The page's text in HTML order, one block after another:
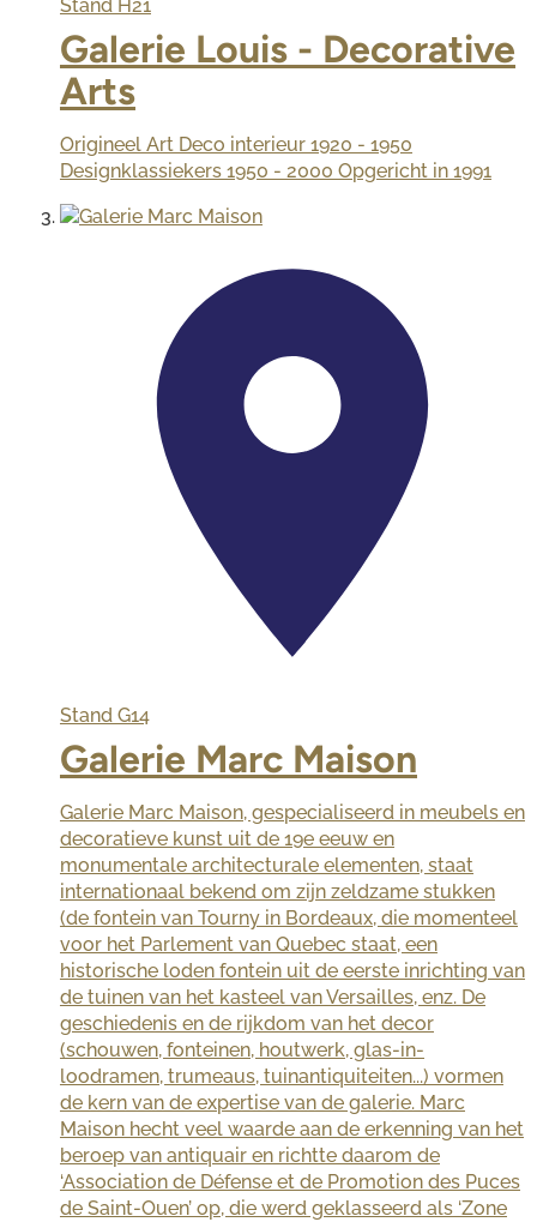
Stand H21
Galerie Louis - Decorative
Arts
Origineel Art Deco interieur 1920 - 1950
Designklassiekers 1950 - 2000 Opgericht in 1991
Stand G14
Galerie Marc Maison
Galerie Marc Maison, gespecialiseerd in meubels en
decoratieve kunst uit de 19e eeuw en
monumentale architecturale elementen, staat
internationaal bekend om zijn zeldzame stukken
(de fontein van Tourny in Bordeaux, die momenteel
voor het Parlement van Quebec staat, een
historische loden fontein uit de eerste inrichting van
de tuinen van het kasteel van Versailles, enz. De
geschiedenis en de rijkdom van het decor
(schouwen, fonteinen, houtwerk, glas-in-
loodramen, trumeaus, tuinantiquiteiten...) vormen
de kern van de expertise van de galerie. Marc
Maison hecht veel waarde aan de erkenning van het
beroep van antiquair en richtte daarom de
‘Association de Défense et de Promotion des Puces
de Saint-Ouen’ op, die werd geklasseerd als ‘Zone